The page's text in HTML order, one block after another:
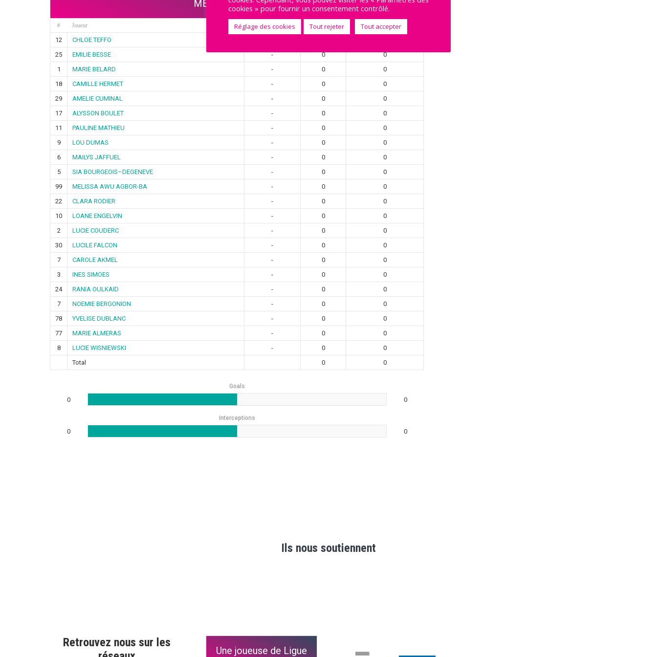
MENDE GEVAUDAN
# Joueur Position Goals Interceptions
12 CHLOE TEFFO
25
EMILIE BESSE - 0
0
1
MARIE BELARD - 0
0
18
CAMILLE HERMET - 0
0
29
AMELIE CUMINAL - 0
0
17
ALYSSON BOULET - 0
0
11
PAULINE MATHIEU - 0
0
9
LOU DUMAS - 0
0
6
MAILYS JAFFUEL - 0
0
5
SIA BOURGEOIS–DEGENEVE - 0
0
99
MELISSA AWU AGBOR-BA - 0
0
22
CLARA RODIER - 0
0
10
LOANE ENGELVIN - 0
0
2
LUCIE COUDERC - 0
0
30
LUCILE FALCON - 0
0
7
CAROLE AKMEL - 0
0
3
INES SIMOES - 0
0
24
RANIA OULKAID - 0
0
7
NOEMIE BERGONION - 0
0
78
YVELISE DUBLANC - 0
0
77
MARIE ALMERAS - 0
0
8
LUCIE WISNIEWSKI - 0
0
Total
0 0
Goals
0 0
Interceptions
0 0
Ils nous soutiennent
Retrouvez nous sur les
Une joueuse de Ligue
cookies » pour fournir un consentement contrôlé.
Réglage des cookies Tout rejeter Tout accepter